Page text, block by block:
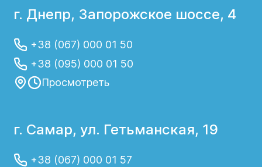
г. Днепр, Запорожское шоссе, 4
+38 (067) 000 01 50
+38 (095) 000 01 50
Просмотреть
г. Самар, ул. Гетьманская, 19
+38 (067) 000 01 57